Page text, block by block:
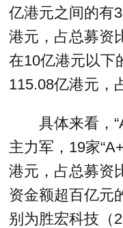
亿港元之间的有
港元，占总募资
在10亿港元以下
115.08亿港元，
具体来看，
主力军，19家
港元，占总募资
资金额超百亿元
别为胜宏科技（